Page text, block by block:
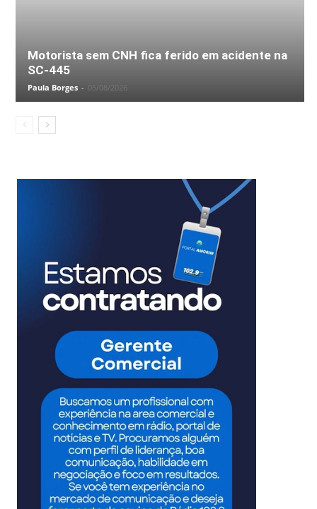
Motorista sem CNH fica ferido em acidente na
SC-445
Paula Borges - 05/08/2026